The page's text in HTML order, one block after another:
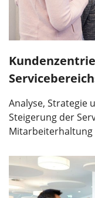
Analyse, Strategie
Steigerung der
Mitarbeiterhaltung